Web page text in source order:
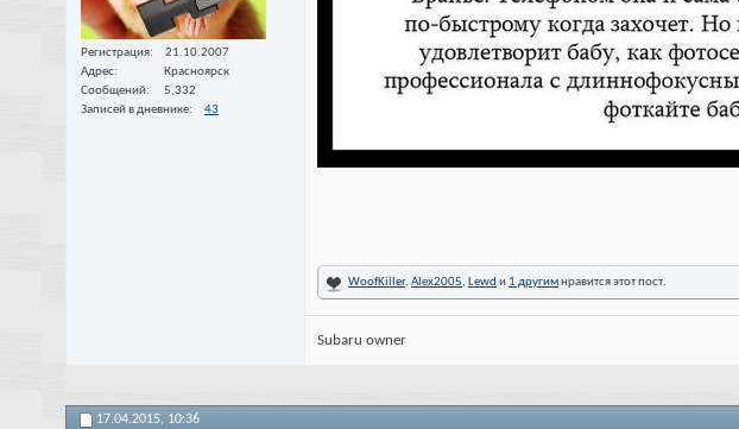
Регистрация
21.10.2007
Адрес
Красноярск
Сообщений
5,332
Записей в дневнике
43
WoofKiller, Alex2005, Lewd и 1 другимнравится этот пост.
Subaru owner
17.04.2015, 10:36